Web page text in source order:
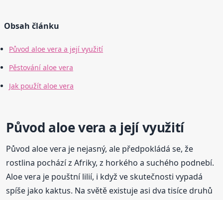
Obsah článku
Původ aloe vera a její využití
Pěstování aloe vera
Jak použít aloe vera
Původ aloe vera a její využití
Původ aloe vera je nejasný, ale předpokládá se, že
rostlina pochází z Afriky, z horkého a suchého podnebí.
Aloe vera je pouštní lilií, i když ve skutečnosti vypadá
spíše jako kaktus. Na světě existuje asi dva tisíce druhů